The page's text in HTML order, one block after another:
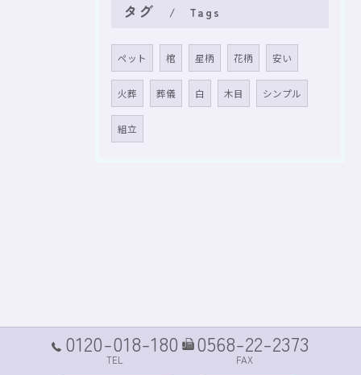
タグ Tags
ペット 棺 星柄 花柄 安い
火葬 葬儀 白 木目 シンプル
組立
0120-018-180
TEL
0568-22-2373
FAX